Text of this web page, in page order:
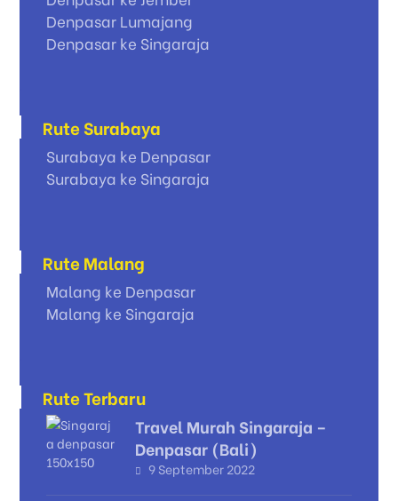
Denpasar Lumajang
Denpasar ke Singaraja
Rute Surabaya
Surabaya ke Denpasar
Surabaya ke Singaraja
Rute Malang
Malang ke Denpasar
Malang ke Singaraja
Rute Terbaru
Travel Murah Singaraja –
Denpasar (Bali)
9 September 2022